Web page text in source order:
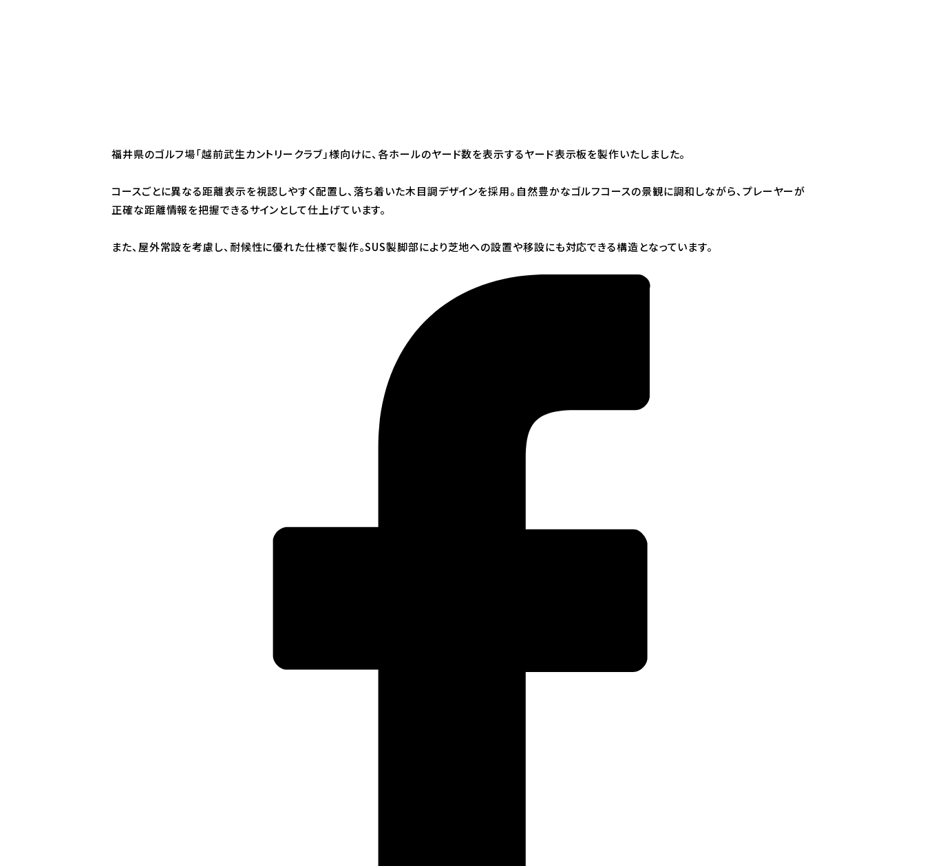
福井県のゴルフ場「越前武生カントリークラブ」様向けに、各ホールのヤード数を表示するヤード表示板を製作いたしました。
コースごとに異なる距離表示を視認しやすく配置し、落ち着いた木目調デザインを採用。自然豊かなゴルフコースの景観に調和しながら、プレーヤーが
正確な距離情報を把握できるサインとして仕上げています。
また、屋外常設を考慮し、耐候性に優れた仕様で製作。SUS製脚部により芝地への設置や移設にも対応できる構造となっています。